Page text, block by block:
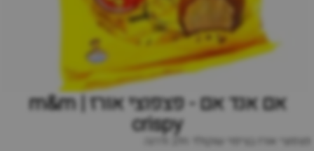
אם אנד אם - פצפוצי אורז | m&m
crispy
פצפוצי אורז בציפוי שוקולד חלב ודרגה